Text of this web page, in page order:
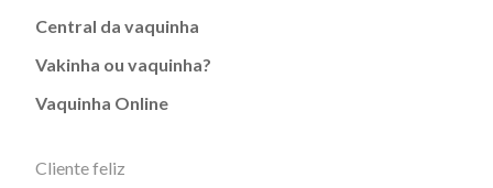
Central da vaquinha
Vakinha ou vaquinha?
Vaquinha Online
Cliente feliz